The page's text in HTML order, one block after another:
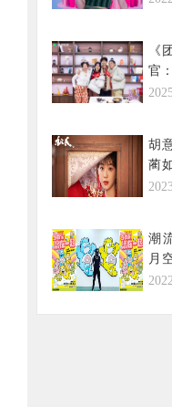
《
官
高
胡
蔺
热
潮
月
童